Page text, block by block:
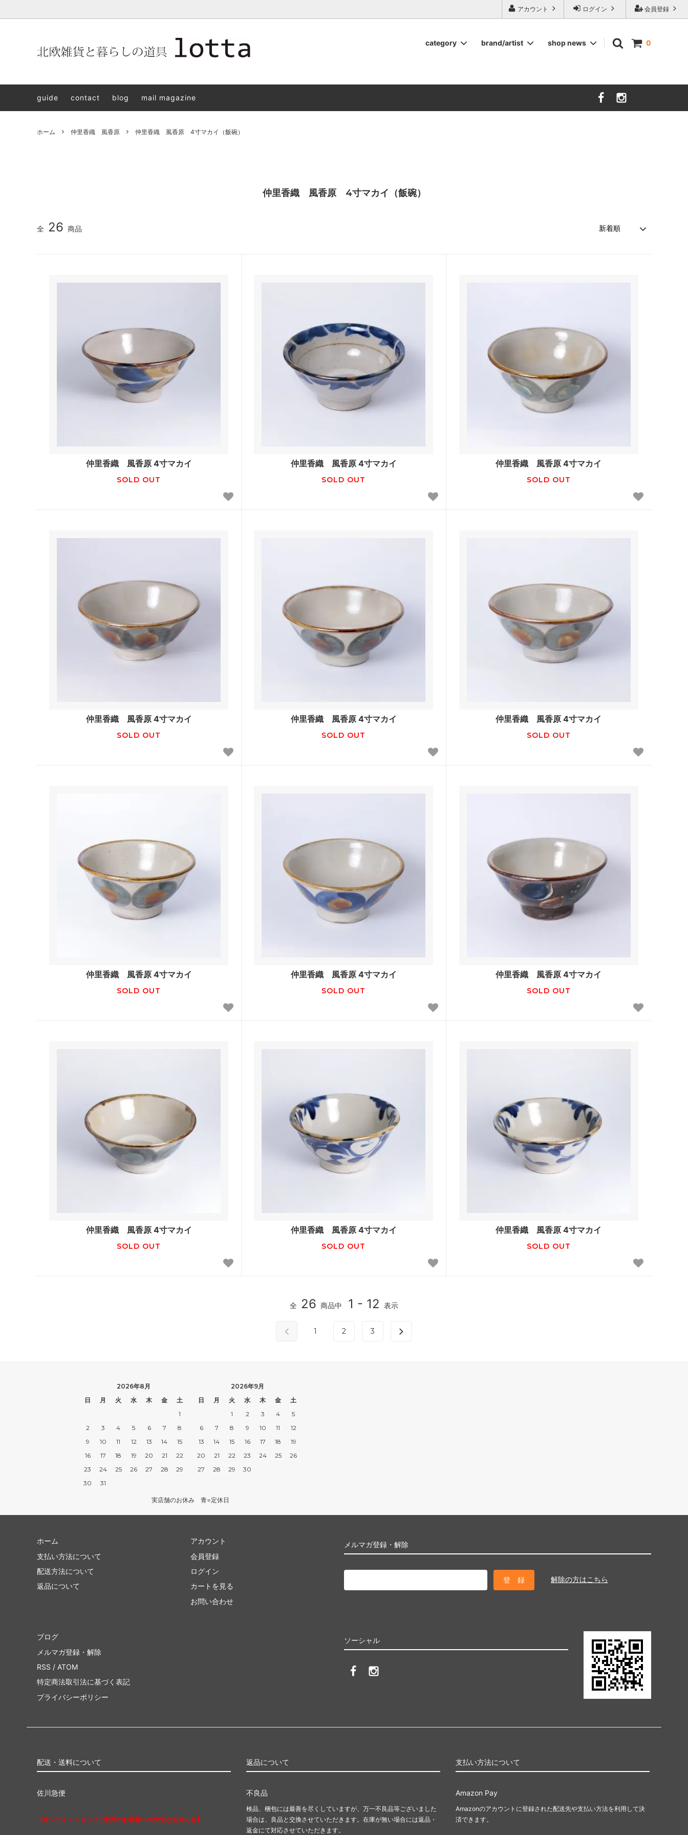
北欧雑貨と暮らしの道具lotta 神戸にある北欧雑貨と暮らしの道具ロッタのオンラインストア【アラビア,クイストゴーなどの北欧ヴィンテージ食器,雅峰窯やソルテグラスジュエリーなどの作家の作品が並びます】
会員登録
ログイン
アカウント
0
category
アクセサリー
brand/artist
STAVANGERFLINT
雅峰窯
shop news
guide
contact blog mail magazine
ホーム 仲里香織 風香原 仲里香織 風香原 4寸マカイ（飯碗）
仲里香織 風香原 4寸マカイ（飯碗）
全 26 商品
仲里香織 風香原 4寸マカイ
SOLD OUT
仲里香織 風香原 4寸マカイ
SOLD OUT
仲里香織 風香原 4寸マカイ
SOLD OUT
仲里香織 風香原 4寸マカイ
SOLD OUT
仲里香織 風香原 4寸マカイ
SOLD OUT
仲里香織 風香原 4寸マカイ
SOLD OUT
仲里香織 風香原 4寸マカイ
SOLD OUT
仲里香織 風香原 4寸マカイ
SOLD OUT
仲里香織 風香原 4寸マカイ
SOLD OUT
仲里香織 風香原 4寸マカイ
SOLD OUT
仲里香織 風香原 4寸マカイ
SOLD OUT
仲里香織 風香原 4寸マカイ
SOLD OUT
全 26 商品中 1 - 12 表示
1 2 3
2026年8月
日
月 火 水 木 金
土
1
2
3 4 5 6 7
8
9
10 11 12 13 14
15
16
17 18 19 20 21
22
23
24 25 26 27 28
29
30
31
2026年9月
日
月 火 水 木 金
土
1
2 3 4
5
6
7 8 9 10 11
12
13
14 15 16 17 18
19
20
21 22 23 24 25
26
27
28 29 30
実店舗のお休み 青=定休日
メルマガ登録・解除
解除の方はこちら
ホーム
支払い方法について
配送方法について
返品について
アカウント
会員登録
ログイン
カートを見る
お問い合わせ
ソーシャル
ブログ
メルマガ登録・解除
RSS / ATOM
特定商法取引法に基づく表記
プライバシーポリシー
配送・送料について
佐川急便
【オンラインショップご利用のお客様への大切なお知らせ】
返品について
不良品
検品、梱包には最善を尽くしていますが、万一不良品等ございました
場合は、良品と交換させていただきます。在庫が無い場合には返品・
返金にて対応させていただきます。
支払い方法について
Amazon Pay
Amazonのアカウントに登録された配送先や支払い方法を利用して決
済できます。